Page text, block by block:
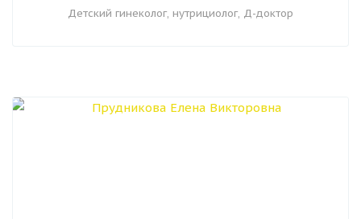
Детский гинеколог, нутрициолог, Д-доктор